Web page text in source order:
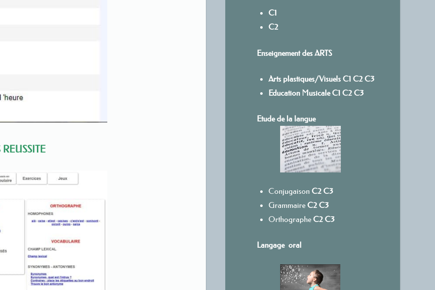
C1
C2
Enseignement des ARTS
Arts plastiques/Visuels C1 C2 C3
Education Musicale C1 C2 C3
Etude de la langue
Conjugaison C2 C3
GrammaireC2 C3
Orthographe C2 C3
Langage oral